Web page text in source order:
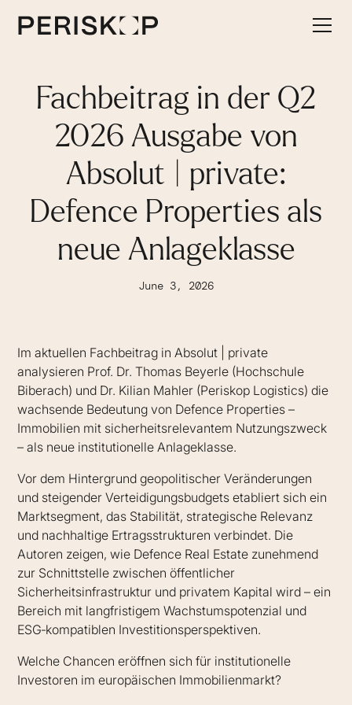
Fachbeitrag in der Q2
2026 Ausgabe von
Absolut | private:
Defence Properties als
neue Anlageklasse
June 3, 2026
Im aktuellen Fachbeitrag in Absolut | private
analysieren Prof. Dr. Thomas Beyerle (Hochschule
Biberach) und Dr. Kilian Mahler (Periskop Logistics) die
wachsende Bedeutung von Defence Properties –
Immobilien mit sicherheitsrelevantem Nutzungszweck
– als neue institutionelle Anlageklasse.
Vor dem Hintergrund geopolitischer Veränderungen
und steigender Verteidigungsbudgets etabliert sich ein
Marktsegment, das Stabilität, strategische Relevanz
und nachhaltige Ertragsstrukturen verbindet. Die
Autoren zeigen, wie Defence Real Estate zunehmend
zur Schnittstelle zwischen öffentlicher
Sicherheitsinfrastruktur und privatem Kapital wird – ein
Bereich mit langfristigem Wachstumspotenzial und
ESG‑kompatiblen Investitionsperspektiven.
Welche Chancen eröffnen sich für institutionelle
Investoren im europäischen Immobilienmarkt?